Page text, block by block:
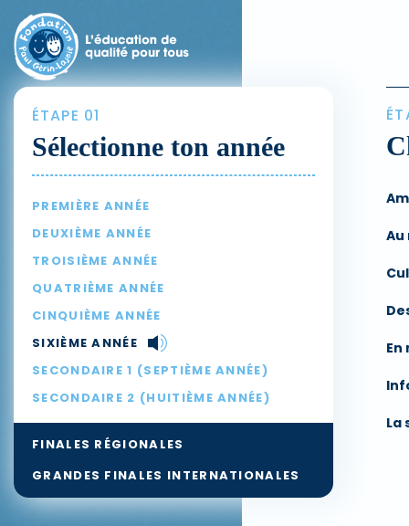
ÉTAPE 01
Sélectionne ton année
PREMIÈRE ANNÉE
DEUXIÈME ANNÉE
TROISIÈME ANNÉE
QUATRIÈME ANNÉE
CINQUIÈME ANNÉE
SIXIÈME ANNÉE
SECONDAIRE 1 (SEPTIÈME ANNÉE)
SECONDAIRE 2 (HUITIÈME ANNÉE)
FINALES RÉGIONALES
GRANDES FINALES INTERNATIONALES
Au
La